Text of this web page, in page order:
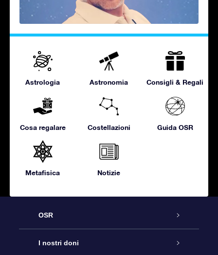
Astrologia Astronomia Consigli & Regali
Cosa regalare Costellazioni Guida OSR
Metafisica Notizie
OSR
Assistenza
I nostri doni